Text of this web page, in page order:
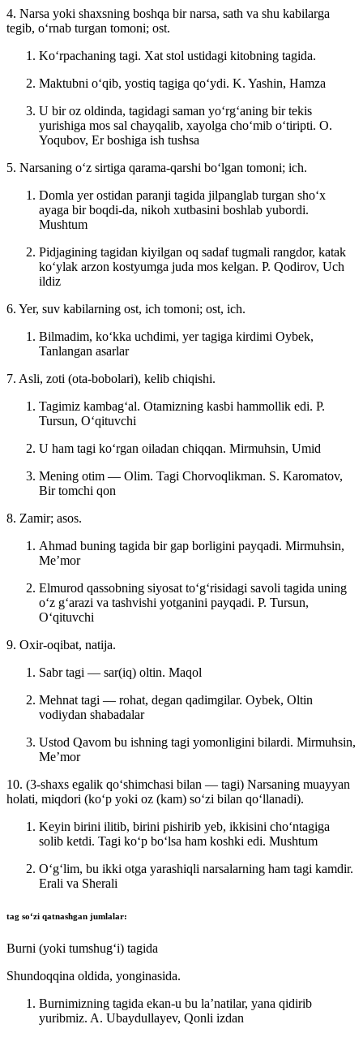
4. Narsa yoki shaxsning boshqa bir narsa, sath va shu kabilarga
tegib, oʻrnab turgan tomoni; ost.
Koʻrpachaning tagi. Xat stol ustidagi kitobning tagida.
Maktubni oʻqib, yostiq tagiga qoʻydi. K. Yashin, Hamza
U bir oz oldinda, tagidagi saman yoʻrgʻaning bir tekis
yurishiga mos sal chayqalib, xayolga choʻmib oʻtiripti. O.
Yoqubov, Er boshiga ish tushsa
5. Narsaning oʻz sirtiga qarama-qarshi boʻlgan tomoni; ich.
Domla yer ostidan paranji tagida jilpanglab turgan shoʻx
ayaga bir boqdi-da, nikoh xutbasini boshlab yubordi.
Mushtum
Pidjagining tagidan kiyilgan oq sadaf tugmali rangdor, katak
koʻylak arzon kostyumga juda mos kelgan. P. Qodirov, Uch
ildiz
6. Yer, suv kabilarning ost, ich tomoni; ost, ich.
Bilmadim, koʻkka uchdimi, yer tagiga kirdimi Oybek,
Tanlangan asarlar
7. Asli, zoti (ota-bobolari), kelib chiqishi.
Tagimiz kambagʻal. Otamizning kasbi hammollik edi. P.
Tursun, Oʻqituvchi
U ham tagi koʻrgan oiladan chiqqan. Mirmuhsin, Umid
Mening otim — Olim. Tagi Chorvoqlikman. S. Karomatov,
Bir tomchi qon
8. Zamir; asos.
Ahmad buning tagida bir gap borligini payqadi. Mirmuhsin,
Meʼmor
Elmurod qassobning siyosat toʻgʻrisidagi savoli tagida uning
oʻz gʻarazi va tashvishi yotganini payqadi. P. Tursun,
Oʻqituvchi
9. Oxir-oqibat, natija.
Sabr tagi — sar(iq) oltin. Maqol
Mehnat tagi — rohat, degan qadimgilar. Oybek, Oltin
vodiydan shabadalar
Ustod Qavom bu ishning tagi yomonligini bilardi. Mirmuhsin,
Meʼmor
10. (3-shaxs egalik qoʻshimchasi bilan — tagi) Narsaning muayyan
holati, miqdori (koʻp yoki oz (kam) soʻzi bilan qoʻllanadi).
Keyin birini ilitib, birini pishirib yeb, ikkisini choʻntagiga
solib ketdi. Tagi koʻp boʻlsa ham koshki edi. Mushtum
Oʻgʻlim, bu ikki otga yarashiqli narsalarning ham tagi kamdir.
Erali va Sherali
tag soʻzi qatnashgan jumlalar:
Burni (yoki tumshugʻi) tagida
Shundoqqina oldida, yonginasida.
Burnimizning tagida ekan-u bu laʼnatilar, yana qidirib
yuribmiz. A. Ubaydullayev, Qonli izdan